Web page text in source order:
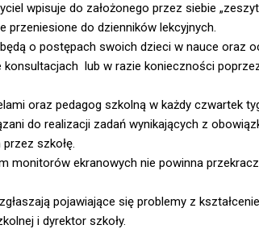
wpisuje do założonego przez siebie
przeniesione do dzienników lekcyjnych.
o postępach swoich dzieci w nauce oraz
lub w razie konieczności
oraz pedagog szkolną w każdy czwartek
do realizacji zadań wynikających z
szkołę.
monitorów ekranowych nie powinna
pojawiające się problemy z
i dyrektor szkoły.